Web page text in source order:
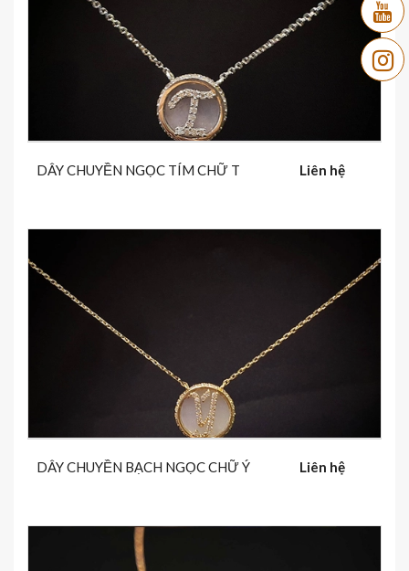
DÂY CHUYỀN NGỌC TÍM CHỮ T Liên hệ
DÂY CHUYỀN BẠCH NGỌC CHỮ Ý Liên hệ